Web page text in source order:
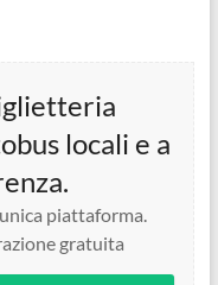
locali e a
piattaforma.
gratuita